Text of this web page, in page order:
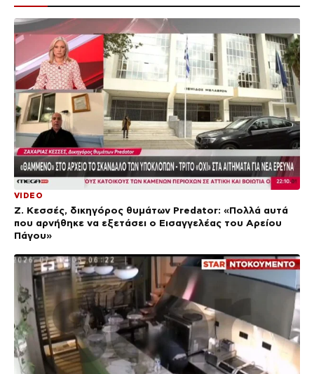
VIDEO
Ζ. Κεσσές, δικηγόρος θυμάτων Predator: «Πολλά αυτά
που αρνήθηκε να εξετάσει ο Εισαγγελέας του Αρείου
Πάγου»